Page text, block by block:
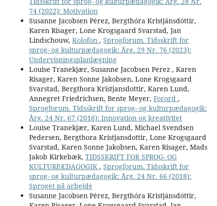
74 (2022): Motivation
Susanne Jacobsen Pérez, Bergthóra Kristjánsdóttir,
Karen Risager, Lone Krogsgaard Svarstad, Jan
Lindschouw, Kolofon , Sprogforum. Tidsskrift for
sprog- og kulturpædagogik: Årg. 29 Nr. 76 (2023):
Undervisningsplanlægning
Louise Tranekjær, Susanne Jacobsen Perez , Karen
Risager, Karen Sonne Jakobsen, Lone Krogsgaard
Svarstad, Bergthora Kristjansdottir, Karen Lund,
Annegret Friedrichsen, Bente Meyer, Forord ,
Sprogforum. Tidsskrift for sprog- og kulturpædagogik:
Årg. 24 Nr. 67 (2018): Innovation og kreativitet
Louise Tranekjær, Karen Lund, Michael Svendsen
Pedersen, Bergthora Kristjansdottir, Lone Krogsgaard
Svarstad, Karen Sonne Jakobsen, Karen Risager, Mads
Jakob Kirkebæk, TIDSSKRIFT FOR SPROG- OG
KULTURPÆDAGOGIK , Sprogforum. Tidsskrift for
sprog- og kulturpædagogik: Årg. 24 Nr. 66 (2018):
Sproget på arbejde
Susanne Jacobsen Pérez, Bergthóra Kristjánsdóttir,